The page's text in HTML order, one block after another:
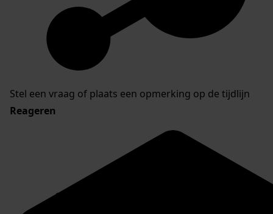
Stel een vraag of plaats een opmerking op de tijdlijn
Reageren